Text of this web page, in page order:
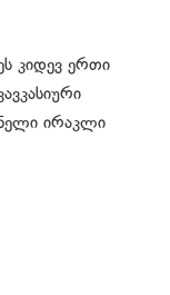
კიდევ ერთი
ირაკლი